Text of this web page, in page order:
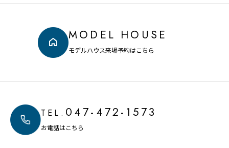
MODEL HOUSE
モデルハウス来場予約はこちら
TEL. 047-472-1573
お電話はこちら